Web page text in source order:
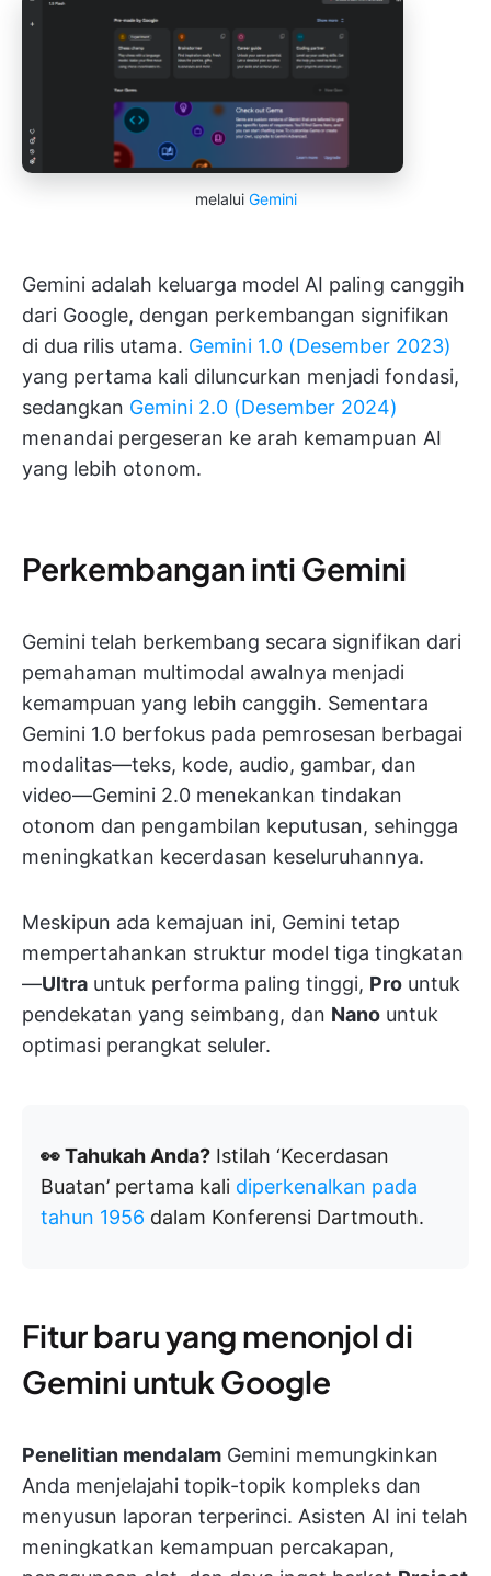
melalui Gemini
Gemini adalah keluarga model AI paling canggih
dari Google, dengan perkembangan signifikan
di dua rilis utama. Gemini 1.0 (Desember 2023)
yang pertama kali diluncurkan menjadi fondasi,
sedangkan Gemini 2.0 (Desember 2024)
menandai pergeseran ke arah kemampuan AI
yang lebih otonom.
Perkembangan inti Gemini
Gemini telah berkembang secara signifikan dari
pemahaman multimodal awalnya menjadi
kemampuan yang lebih canggih. Sementara
Gemini 1.0 berfokus pada pemrosesan berbagai
modalitas—teks, kode, audio, gambar, dan
video—Gemini 2.0 menekankan tindakan
otonom dan pengambilan keputusan, sehingga
meningkatkan kecerdasan keseluruhannya.
Meskipun ada kemajuan ini, Gemini tetap
mempertahankan struktur model tiga tingkatan
—Ultra untuk performa paling tinggi, Pro untuk
pendekatan yang seimbang, dan Nano untuk
optimasi perangkat seluler.
👀 Tahukah Anda? Istilah ‘Kecerdasan
Buatan’ pertama kali diperkenalkan pada
tahun 1956 dalam Konferensi Dartmouth.
Fitur baru yang menonjol di
Gemini untuk Google
Penelitian mendalam Gemini memungkinkan
Anda menjelajahi topik-topik kompleks dan
menyusun laporan terperinci. Asisten AI ini telah
meningkatkan kemampuan percakapan,